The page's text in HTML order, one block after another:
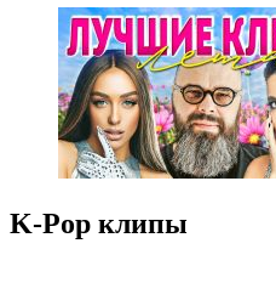
K-Pop клипы